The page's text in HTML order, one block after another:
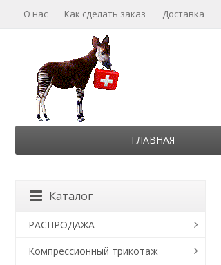
О нас Как сделать заказ Доставка
ГЛАВНАЯ
Каталог
РАСПРОДАЖА
Компрессионный трикотаж